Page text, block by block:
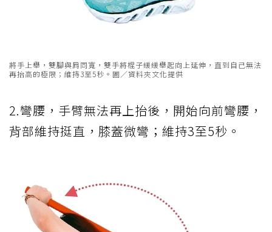
將手上舉，雙腳與肩同寬，雙手將棍子緩緩舉起向上延伸，直到自己無法
再抬高的極限；維持3至5秒。圖／資料夾文化提供
2.彎腰，手臂無法再上抬後，開始向前彎腰，
背部維持挺直，膝蓋微彎；維持3至5秒。